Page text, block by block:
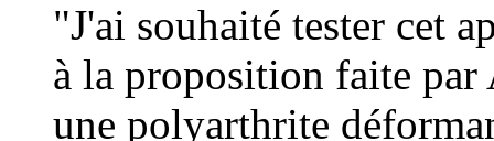
"J'ai souhaité tester cet
à la proposition faite par
une polyarthrite